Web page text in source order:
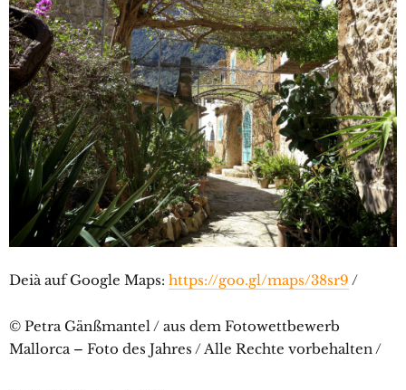
Deià auf Google Maps: https://goo.gl/maps/38sr9 /
© Petra Gänßmantel / aus dem Fotowettbewerb
Mallorca – Foto des Jahres / Alle Rechte vorbehalten /